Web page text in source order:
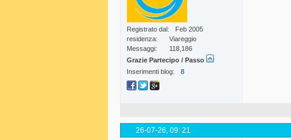
Registrato dal
Feb 2005
residenza
Viareggio
Messaggi
118,186
Grazie Partecipo / Passo
Inserimenti blog
8
26-07-26, 09: 21